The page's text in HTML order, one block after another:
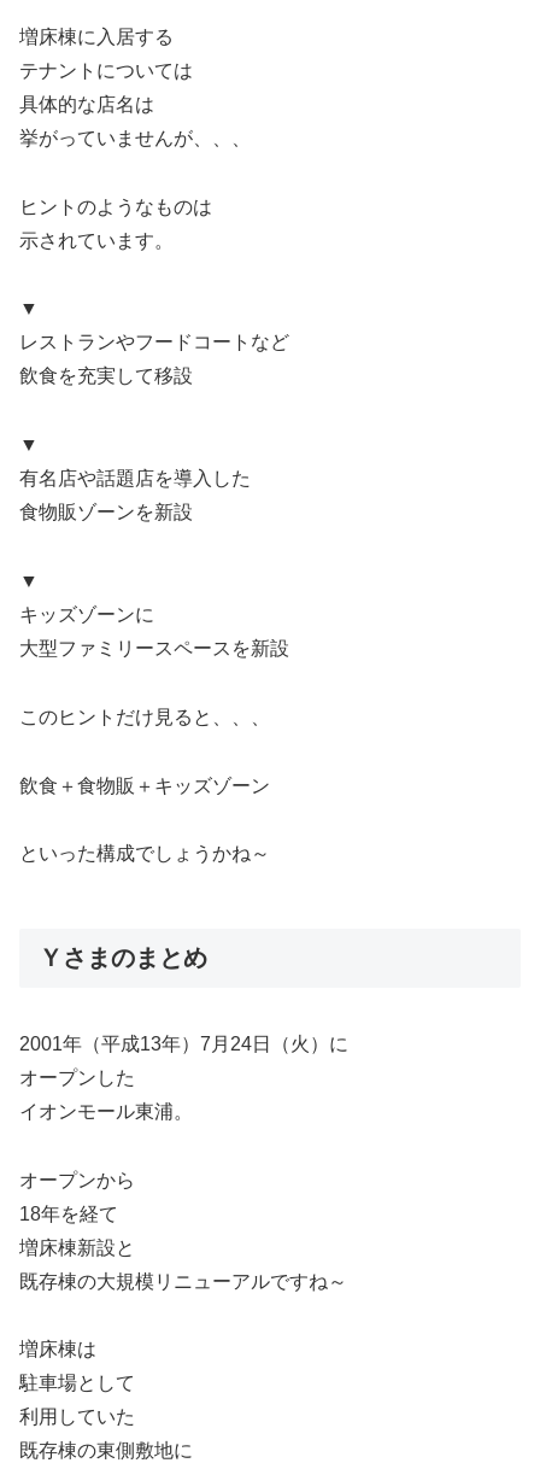
増床棟に入居する
テナントについては
具体的な店名は
挙がっていませんが、、、
ヒントのようなものは
示されています。
▼
レストランやフードコートなど
飲食を充実して移設
▼
有名店や話題店を導入した
食物販ゾーンを新設
▼
キッズゾーンに
大型ファミリースペースを新設
このヒントだけ見ると、、、
飲食＋食物販＋キッズゾーン
といった構成でしょうかね～
Ｙさまのまとめ
2001年（平成13年）7月24日（火）に
オープンした
イオンモール東浦。
オープンから
18年を経て
増床棟新設と
既存棟の大規模リニューアルですね～
増床棟は
駐車場として
利用していた
既存棟の東側敷地に